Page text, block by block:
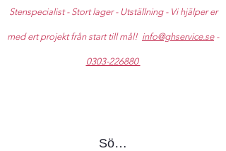
Stenspecialist - Stort lager - Utställning - Vi hjälper er
med ert projekt från start till mål! info@ghservice.se-
0303-226880
Sök produkter